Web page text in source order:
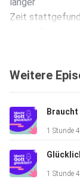
Zeit
Dive dazu!
Und wenn du
Weitere
1 Stunde
1 Stunde